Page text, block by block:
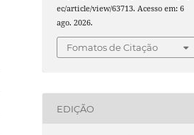
ec/article/view/63713. Acesso em: 6
ago. 2026.
Fomatos de Citação
EDIÇÃO